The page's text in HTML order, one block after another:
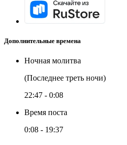
Дополнительные времена
Ночная молитва
(Последнее треть ночи)
22:47 - 0:08
Время поста
0:08 - 19:37